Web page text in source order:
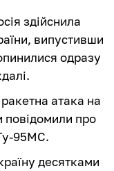
здійснила
випустивши
одразу
атака на
повідомили про
95МС.
десятками